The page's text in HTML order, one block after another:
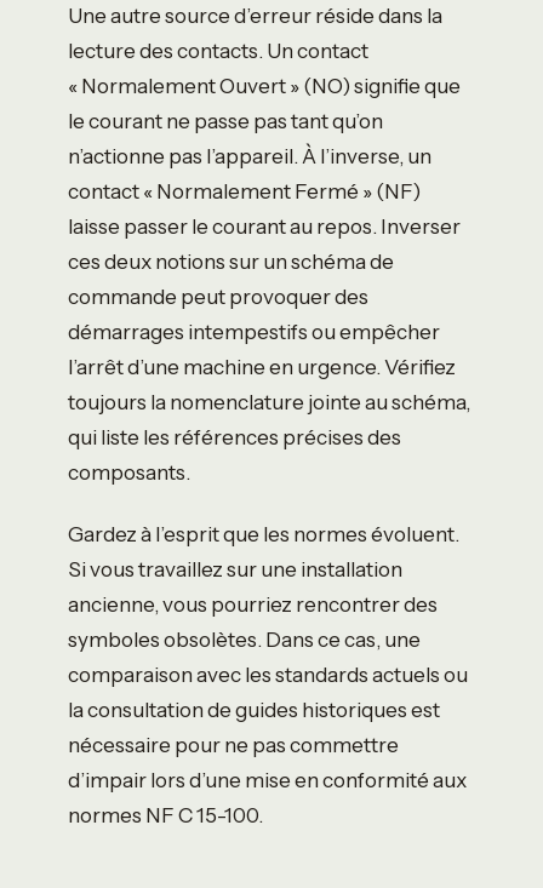
Une autre source d’erreur réside dans la
lecture des contacts. Un contact
« Normalement Ouvert » (NO) signifie que
le courant ne passe pas tant qu’on
n’actionne pas l’appareil. À l’inverse, un
contact « Normalement Fermé » (NF)
laisse passer le courant au repos. Inverser
ces deux notions sur un schéma de
commande peut provoquer des
démarrages intempestifs ou empêcher
l’arrêt d’une machine en urgence. Vérifiez
toujours la nomenclature jointe au schéma,
qui liste les références précises des
composants.
Gardez à l’esprit que les normes évoluent.
Si vous travaillez sur une installation
ancienne, vous pourriez rencontrer des
symboles obsolètes. Dans ce cas, une
comparaison avec les standards actuels ou
la consultation de guides historiques est
nécessaire pour ne pas commettre
d’impair lors d’une mise en conformité aux
normes NF C 15-100.